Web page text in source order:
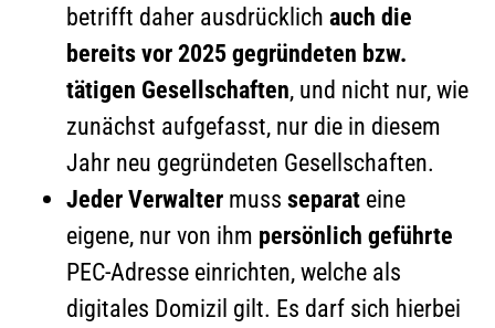
betrifft daher ausdrücklich auch die
bereits vor 2025 gegründeten bzw.
tätigen Gesellschaften, und nicht nur, wie
zunächst aufgefasst, nur die in diesem
Jahr neu gegründeten Gesellschaften.
Jeder Verwalter muss separat eine
eigene, nur von ihm persönlich geführte
PEC-Adresse einrichten, welche als
digitales Domizil gilt. Es darf sich hierbei